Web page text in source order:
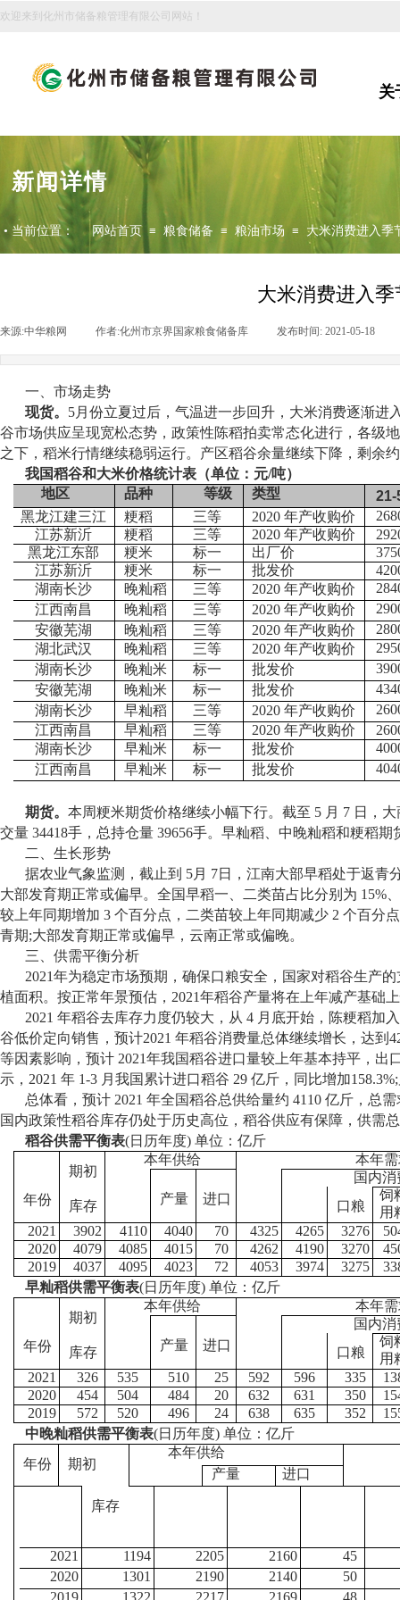
欢迎来到化州市储备粮管理有限公司网站！
关
网站首页 ≡ 粮食储备 ≡ 粮油市场 ≡ 大米消费进入季
新闻详情
• 当前位置：
大米消费进入
来源:中华粮网 作者:化州市京界国家粮食储备库 发布时间: 2021-05-18
一、市场走势
现货。 5月份立夏过后，气温进一步回升，大米消费逐渐
谷市场供应呈现宽松态势，政策性陈稻拍卖常态化进行，各级
之下，稻米行情继续稳弱运行。产区稻谷余量继续下降，剩余
我国稻谷和大米价格统计表（单位：元/吨）
地区
品种 等级 类型
21-
黑龙江建三江
粳稻 三等 2020 年产收购价
江苏新沂
粳稻 三等 2020 年产收购价
黑龙江东部
粳米 标一 出厂价
江苏新沂
粳米 标一 批发价
湖南长沙
晚籼稻 三等 2020 年产收购价
江西南昌
晚籼稻 三等 2020 年产收购价
安徽芜湖
晚籼稻 三等 2020 年产收购价
湖北武汉
晚籼稻 三等 2020 年产收购价
湖南长沙
晚籼米 标一 批发价
安徽芜湖
晚籼米 标一 批发价
湖南长沙
早籼稻 三等 2020 年产收购价
江西南昌
早籼稻 三等 2020 年产收购价
湖南长沙
早籼米 标一 批发价
江西南昌
早籼米 标一 批发价
期货。 本周粳米期货价格继续小幅下行。截至 5 月 7 日，
交量 34418手，总持仓量 39656手。早籼稻、中晚籼稻和粳稻期
二、生长形势
据农业气象监测，截止到 5月 7日，江南大部早稻处于返
大部发育期正常或偏早。全国早稻一、二类苗占比分别为 15%
较上年同期增加 3 个百分点，二类苗较上年同期减少 2 个百分
青期;大部发育期正常或偏早，云南正常或偏晚。
三、供需平衡分析
2021年为稳定市场预期，确保口粮安全，国家对稻谷生产
植面积。按正常年景预估，2021年稻谷产量将在上年减产基础
2021 年稻谷去库存力度仍较大，从 4 月底开始，陈粳稻
谷低价定向销售，预计2021 年稻谷消费量总体继续增长，达
等因素影响，预计 2021年我国稻谷进口量较上年基本持平，
示，2021 年 1-3 月我国累计进口稻谷 29 亿斤，同比增加
总体看，预计 2021 年全国稻谷总供给量约 4110 亿斤，总
国内政策性稻谷库存仍处于历史高位，稻谷供应有保障，供需
稻谷供需平衡表(日历年度) 单位：亿斤
年份
期初
本年供给 本年
产量 进口
国内消
库存
口粮
饲
用
2021
3902 4110 4040 70 4325 4265 3276
2020
4079 4085 4015 70 4262 4190 3270
2019
4037 4095 4023 72 4053 3974 3275
早籼稻供需平衡表(日历年度) 单位：亿斤
年份
期初
本年供给 本年
产量 进口
国内消
库存
口粮
饲
用
2021
326 535 510 25 592 596 335
2020
454 504 484 20 632 631 350
2019
572 520 496 24 638 635 352
中晚籼稻供需平衡表(日历年度) 单位：亿斤
年份 期初
本年供给
产量
进口
库存
2021 1194 2205 2160
45
2020
1301 2190 2140
50
2019
1322 2217 2169 48